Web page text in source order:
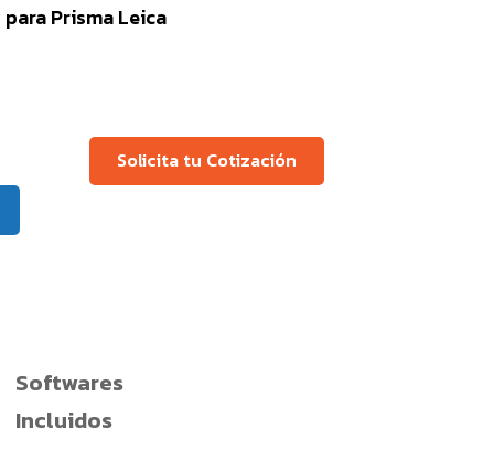
Prisma Leica
Solicita tu Cotización
Softwares
Incluidos